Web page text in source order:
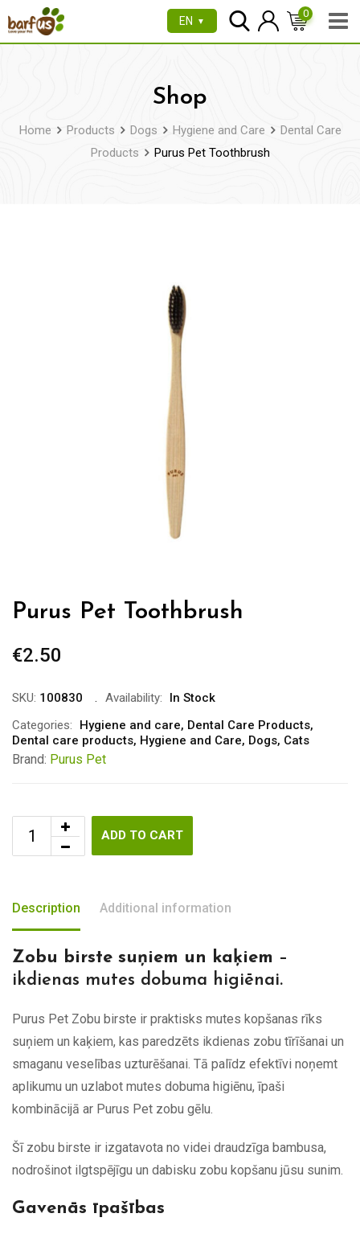
to
EN ▼
0
Shop
Home Products Dogs Hygiene and Care
Dental Care
Products
Purus Pet Toothbrush
Purus Pet Toothbrush
€2.50
SKU: 100830 Availability:
In Stock
Categories:
Hygiene and care, Dental Care Products,
Dental care products, Hygiene and Care, Dogs, Cats
Brand: Purus Pet
ADD TO CART
Description Additional information
Zobu birste suņiem un kaķiem –
ikdienas mutes dobuma higiēnai.
Purus Pet Zobu birste ir praktisks mutes kopšanas rīks
suņiem un kaķiem, kas paredzēts ikdienas zobu tīrīšanai un
smaganu veselības uzturēšanai. Tā palīdz efektīvi noņemt
aplikumu un uzlabot mutes dobuma higiēnu, īpaši
kombinācijā ar Purus Pet zobu gēlu.
Šī zobu birste ir izgatavota no videi draudzīga bambusa,
nodrošinot ilgtspējīgu un dabisku zobu kopšanu jūsu sunim.
Gavenās īpašības